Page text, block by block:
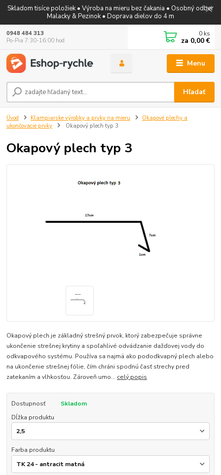
Skladom tisíce položiek • Výroba na mieru bez čakania • Osobný odber
Malacky & Pezinok • Doprava dielov do 4 m
Menu
Hľadať
0948 484 313
Po-Pia 7:30-16:00 hod
0 ks
za 0,00 €
Úvod Klampiarske výrobky a prvky na mieru
Okapové plechy a
ukončovacie prvky
Okapový plech typ 3
Okapový plech typ 3
Okapový plech je základný strešný prvok, ktorý zabezpečuje správne
ukončenie strešnej krytiny a spoľahlivé odvádzanie dažďovej vody do
odkvapového systému. Používa sa najmä ako pododkvapný plech alebo
na ukončenie strešnej fólie, čím chráni spodnú časť strechy pred
zatekaním a vlhkosťou. Zároveň umo... celý popis
Dostupnosť
Skladom
Dĺžka produktu
Farba produktu